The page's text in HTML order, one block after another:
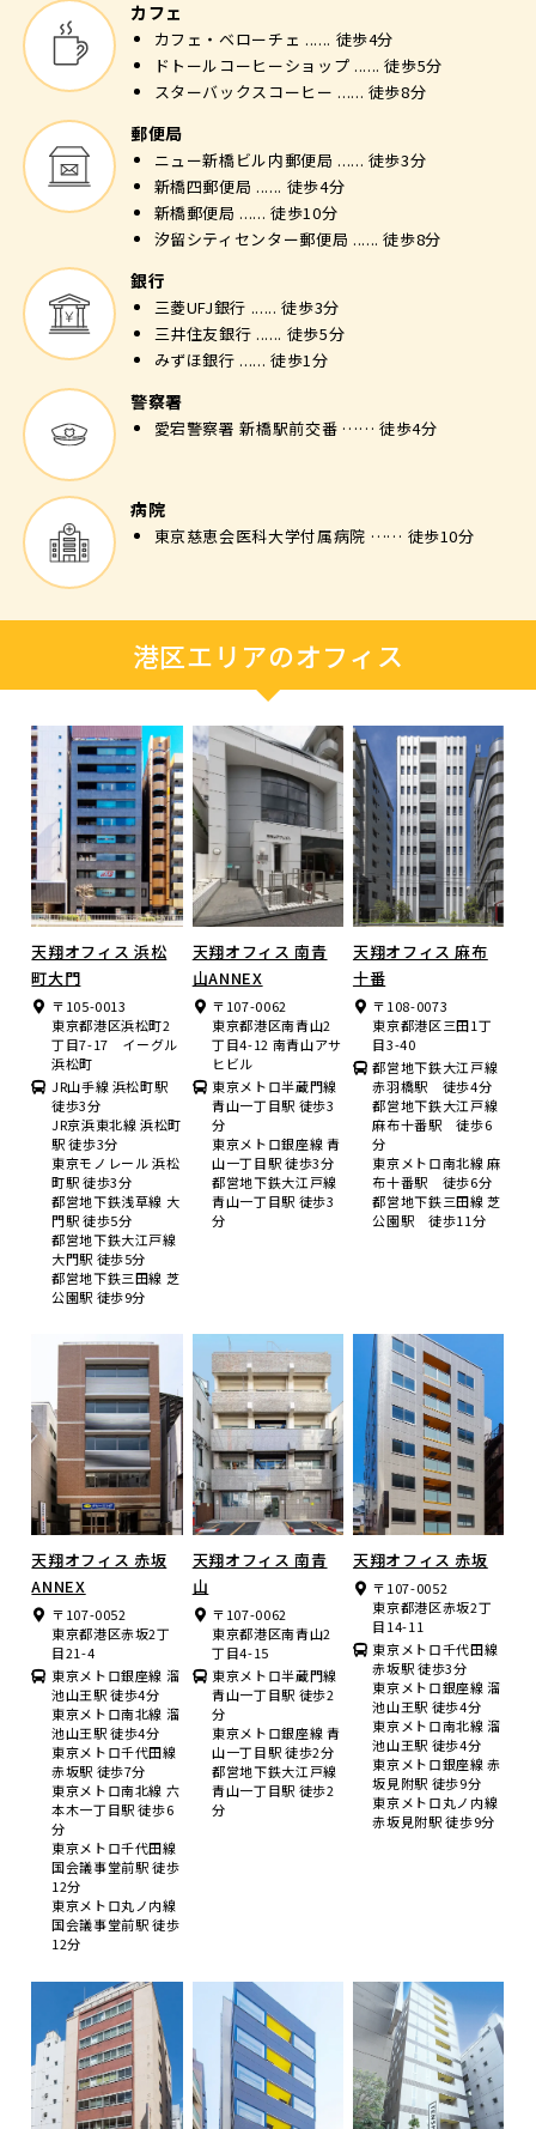
カフェ
カフェ・ベローチェ ...... 徒歩4分
ドトールコーヒーショップ ...... 徒歩5分
スターバックスコーヒー ...... 徒歩8分
郵便局
ニュー新橋ビル内郵便局 ...... 徒歩3分
新橋四郵便局 ...... 徒歩4分
新橋郵便局 ...... 徒歩10分
汐留シティセンター郵便局 ...... 徒歩8分
銀行
三菱UFJ銀行 ...... 徒歩3分
三井住友銀行 ...... 徒歩5分
みずほ銀行 ...... 徒歩1分
警察署
愛宕警察署 新橋駅前交番 …… 徒歩4分
病院
東京慈恵会医科大学付属病院 …… 徒歩10分
港区エリアのオフィス
天翔オフィス 浜松
町大門
〒105-0013
東京都港区浜松町2
丁目7-17 イーグル
浜松町
JR山手線 浜松町駅
徒歩3分
JR京浜東北線 浜松町
駅 徒歩3分
東京モノレール 浜松
町駅 徒歩3分
都営地下鉄浅草線 大
門駅 徒歩5分
都営地下鉄大江戸線
大門駅 徒歩5分
都営地下鉄三田線 芝
公園駅 徒歩9分
天翔オフィス 南青
山ANNEX
〒107-0062
東京都港区南青山2
丁目4-12 南青山アサ
ヒビル
東京メトロ半蔵門線
青山一丁目駅 徒歩3
分
東京メトロ銀座線 青
山一丁目駅 徒歩3分
都営地下鉄大江戸線
青山一丁目駅 徒歩3
分
天翔オフィス 麻布
十番
〒108-0073
東京都港区三田1丁
目3-40
都営地下鉄大江戸線
赤羽橋駅 徒歩4分
都営地下鉄大江戸線
麻布十番駅 徒歩6
分
東京メトロ南北線 麻
布十番駅 徒歩6分
都営地下鉄三田線 芝
公園駅 徒歩11分
天翔オフィス 赤坂
ANNEX
〒107-0052
東京都港区赤坂2丁
目21-4
東京メトロ銀座線 溜
池山王駅 徒歩4分
東京メトロ南北線 溜
池山王駅 徒歩4分
東京メトロ千代田線
赤坂駅 徒歩7分
東京メトロ南北線 六
本木一丁目駅 徒歩6
分
東京メトロ千代田線
国会議事堂前駅 徒歩
12分
東京メトロ丸ノ内線
国会議事堂前駅 徒歩
12分
天翔オフィス 南青
山
〒107-0062
東京都港区南青山2
丁目4-15
東京メトロ半蔵門線
青山一丁目駅 徒歩2
分
東京メトロ銀座線 青
山一丁目駅 徒歩2分
都営地下鉄大江戸線
青山一丁目駅 徒歩2
分
天翔オフィス 赤坂
〒107-0052
東京都港区赤坂2丁
目14-11
東京メトロ千代田線
赤坂駅 徒歩3分
東京メトロ銀座線 溜
池山王駅 徒歩4分
東京メトロ南北線 溜
池山王駅 徒歩4分
東京メトロ銀座線 赤
坂見附駅 徒歩9分
東京メトロ丸ノ内線
赤坂見附駅 徒歩9分